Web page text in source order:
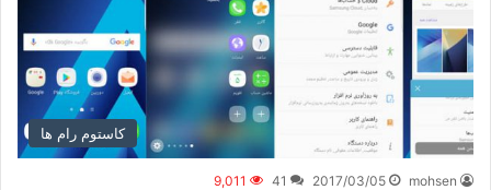
کاستوم رام ها
mohsen
2017/03/05
41
9,011